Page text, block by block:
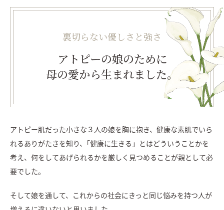
裏切らない優しさと強さ
アトピーの娘のために
母の愛から生まれました。
アトピー肌だった小さな３人の娘を胸に抱き、 健康な素肌でいら
れるありがたさを知り、 ｢健康に生きる」とはどういうことかを
考え、 何をしてあげられるかを厳しく見つめることが親として必
要でした。
そして娘を通して、 これからの社会にきっと同じ悩みを持つ人が